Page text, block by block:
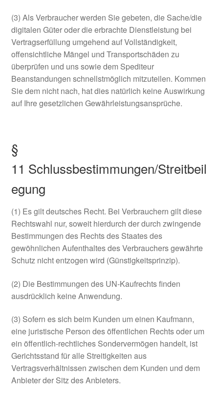
(3) Als Verbraucher werden Sie gebeten, die Sache/die
digitalen Güter oder die erbrachte Dienstleistung bei
Vertragserfüllung umgehend auf Vollständigkeit,
offensichtliche Mängel und Transportschäden zu
überprüfen und uns sowie dem Spediteur
Beanstandungen schnellstmöglich mitzuteilen. Kommen
Sie dem nicht nach, hat dies natürlich keine Auswirkung
auf Ihre gesetzlichen Gewährleistungsansprüche.
§
11 Schlussbestimmungen/Streitbeil
egung
(1) Es gilt deutsches Recht. Bei Verbrauchern gilt diese
Rechtswahl nur, soweit hierdurch der durch zwingende
Bestimmungen des Rechts des Staates des
gewöhnlichen Aufenthaltes des Verbrauchers gewährte
Schutz nicht entzogen wird (Günstigkeitsprinzip).
(2) Die Bestimmungen des UN-Kaufrechts finden
ausdrücklich keine Anwendung.
(3) Sofern es sich beim Kunden um einen Kaufmann,
eine juristische Person des öffentlichen Rechts oder um
ein öffentlich-rechtliches Sondervermögen handelt, ist
Gerichtsstand für alle Streitigkeiten aus
Vertragsverhältnissen zwischen dem Kunden und dem
Anbieter der Sitz des Anbieters.